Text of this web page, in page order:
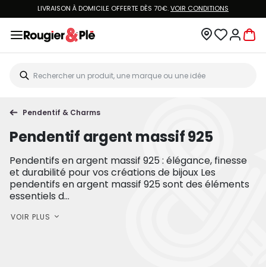
LIVRAISON À DOMICILE OFFERTE DÈS 70€.VOIR CONDITIONS
Pendentif & Charms
Pendentif argent massif 925
Pendentifs en argent massif 925 : élégance, finesse
et durabilité pour vos créations de bijoux Les
pendentifs en argent massif 925 sont des éléments
essentiels d...
VOIR PLUS